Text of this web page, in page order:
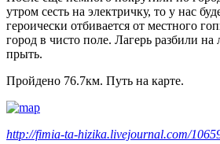
утром сесть на электричку, то у нас
героически отбивается от местного
город в чисто поле. Лагерь разбили
прыть.
Пройдено 76.7км. Путь на карте.
http://fimia-ta-hizika.livejournal.com/